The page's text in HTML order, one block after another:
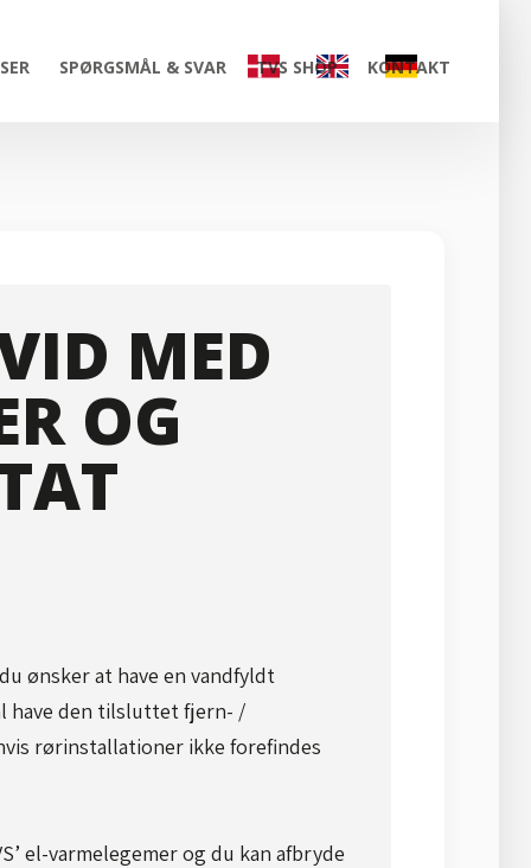
SPØRGSMÅL & SVAR TVS SHOP KONTAKT
MED
OG
ønsker at have en vandfyldt
have den tilsluttet fjern- /
rørinstallationer ikke forefindes
el-varmelegemer og du kan afbryde